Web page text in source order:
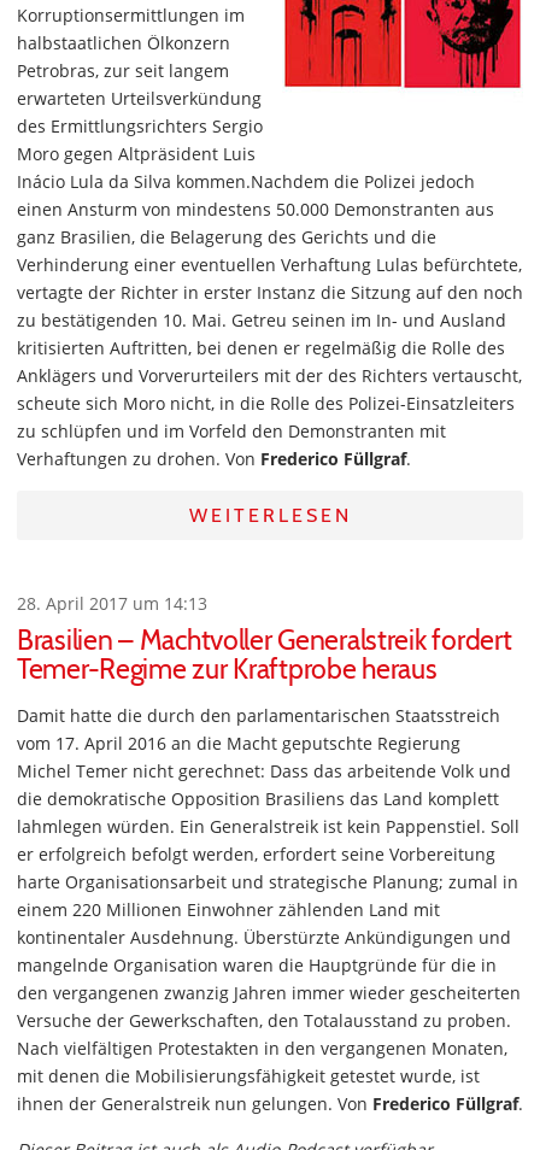
Korruptionsermittlungen im
halbstaatlichen Ölkonzern
Petrobras, zur seit langem
erwarteten Urteilsverkündung
des Ermittlungsrichters Sergio
Moro gegen Altpräsident Luis
Inácio Lula da Silva kommen.Nachdem die Polizei jedoch
einen Ansturm von mindestens 50.000 Demonstranten aus
ganz Brasilien, die Belagerung des Gerichts und die
Verhinderung einer eventuellen Verhaftung Lulas befürchtete,
vertagte der Richter in erster Instanz die Sitzung auf den noch
zu bestätigenden 10. Mai. Getreu seinen im In- und Ausland
kritisierten Auftritten, bei denen er regelmäßig die Rolle des
Anklägers und Vorverurteilers mit der des Richters vertauscht,
scheute sich Moro nicht, in die Rolle des Polizei-Einsatzleiters
zu schlüpfen und im Vorfeld den Demonstranten mit
Verhaftungen zu drohen. Von Frederico Füllgraf.
WEITERLESEN
28. April 2017 um 14:13
Brasilien – Machtvoller Generalstreik fordert
Temer-Regime zur Kraftprobe heraus
Damit hatte die durch den parlamentarischen Staatsstreich
vom 17. April 2016 an die Macht geputschte Regierung
Michel Temer nicht gerechnet: Dass das arbeitende Volk und
die demokratische Opposition Brasiliens das Land komplett
lahmlegen würden. Ein Generalstreik ist kein Pappenstiel. Soll
er erfolgreich befolgt werden, erfordert seine Vorbereitung
harte Organisationsarbeit und strategische Planung; zumal in
einem 220 Millionen Einwohner zählenden Land mit
kontinentaler Ausdehnung. Überstürzte Ankündigungen und
mangelnde Organisation waren die Hauptgründe für die in
den vergangenen zwanzig Jahren immer wieder gescheiterten
Versuche der Gewerkschaften, den Totalausstand zu proben.
Nach vielfältigen Protestakten in den vergangenen Monaten,
mit denen die Mobilisierungsfähigkeit getestet wurde, ist
ihnen der Generalstreik nun gelungen. Von Frederico Füllgraf.